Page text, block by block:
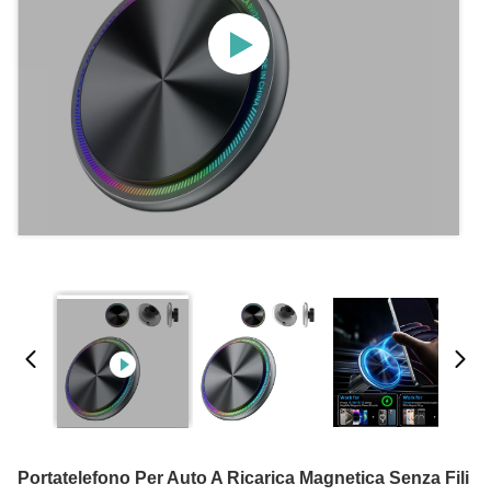
Portatelefono Per Auto A Ricarica Magnetica Senza Fili